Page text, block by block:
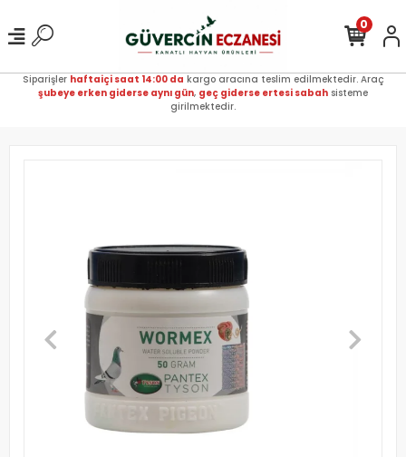
Siparişler haftaiçi saat 14:00 da kargo aracına teslim edilmektedir. Araç
şubeye erken giderse aynı gün, geç giderse ertesi sabah sisteme
girilmektedir.
0